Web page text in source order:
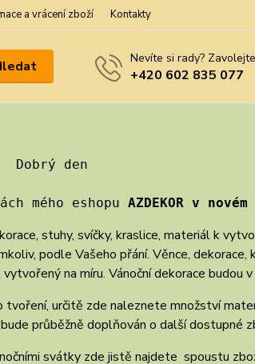
a vrácení zboží Kontakty
Nevíte si rady?
+420 602 835 077
Dobrý den
mého eshopu
AZDEKOR v
stuhy, svíčky, kraslice, materiál k
podle Vašeho přání. Věnce, dekorace,
na míru. Vánoční dekorace budou
určitě zde naleznete množství
průběžně doplňován o další dostupné
svátky zde jistě najdete spoustu